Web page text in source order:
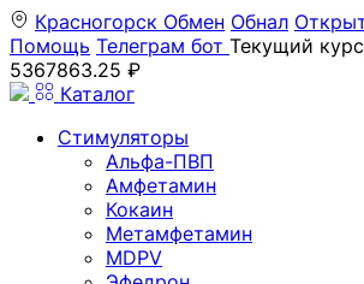
Красногорск Обмен Обнал
Помощь Телеграм бот Текущий
5367863.25 ₽
Каталог
Стимуляторы
Альфа-ПВП
Амфетамин
Кокаин
Метамфетамин
MDPV